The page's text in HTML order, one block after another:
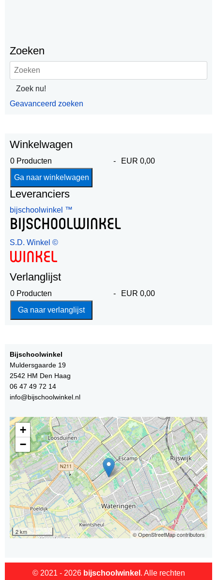
Zoeken
Geavanceerd zoeken
Winkelwagen
0 Producten - EUR 0,00
Leveranciers
bijschoolwinkel ™
S.D. Winkel ©
Verlanglijst
0 Producten - EUR 0,00
Bijschoolwinkel
Muldersgaarde 19
2542 HM Den Haag
06 47 49 72 14
info@bijschoolwinkel.nl
+
−
2 km © OpenStreetMap contributors
© 2021 - 2026 bijschoolwinkel . Alle rechten